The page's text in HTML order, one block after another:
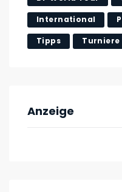
International
Tipps Turniere
Anzeige